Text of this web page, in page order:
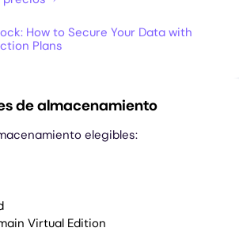
How to Secure Your Data with
Plans
de almacenamiento
elegibles:
Virtual Edition